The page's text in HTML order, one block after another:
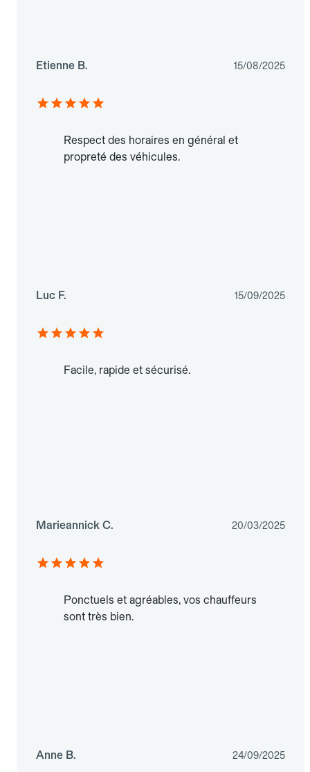
Etienne B. 15/08/2025
Respect des horaires en général et
propreté des véhicules.
Luc F. 15/09/2025
Facile, rapide et sécurisé.
Marieannick C. 20/03/2025
Ponctuels et agréables, vos chauffeurs
sont très bien.
Anne B. 24/09/2025